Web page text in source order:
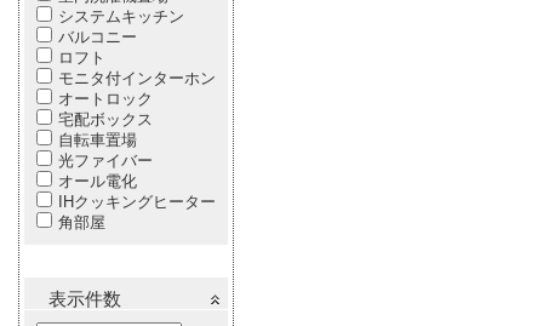
システムキッチン
バルコニー
ロフト
モニタ付インターホン
オートロック
宅配ボックス
自転車置場
光ファイバー
オール電化
IHクッキングヒーター
角部屋
表示件数